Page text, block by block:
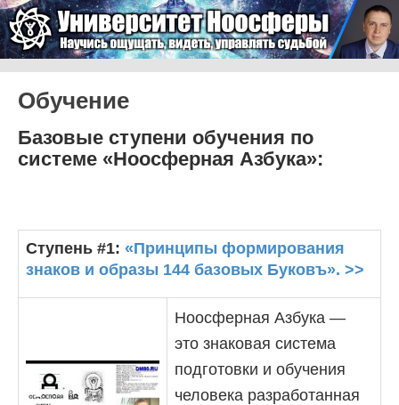
Университет Ноосферы
Обучение
Базовые ступени обучения по
системе «Ноосферная Азбука»:
Ступень #1: «Принципы формирования
знаков и образы 144 базовых Буковъ». >>
Ноосферная Азбука —
это знаковая система
подготовки и обучения
человека разработанная